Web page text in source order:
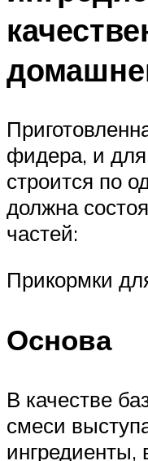
фидера, и
строится по
должна
частей:
Прикормки
Основа
В качестве
смеси